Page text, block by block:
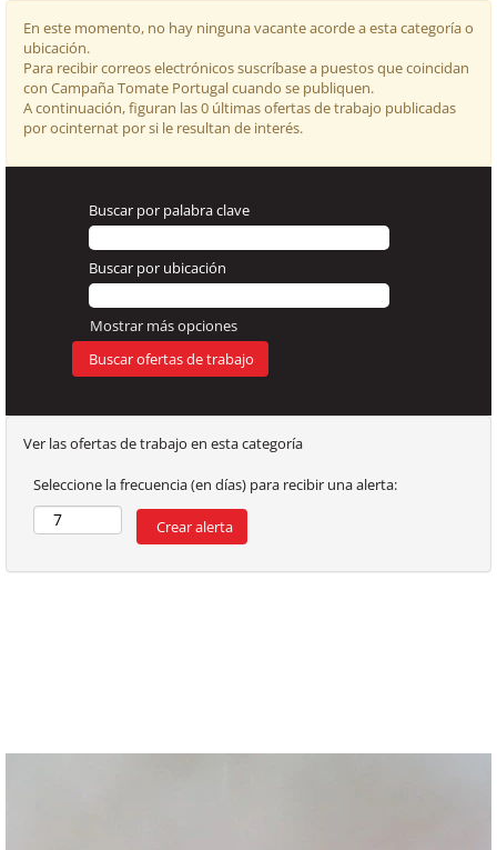
En este momento, no hay ninguna vacante acorde a esta categoría o
ubicación.
Para recibir correos electrónicos suscríbase a puestos que coincidan
con Campaña Tomate Portugal cuando se publiquen.
A continuación, figuran las 0 últimas ofertas de trabajo publicadas
por ocinternat por si le resultan de interés.
Buscar por palabra clave
Buscar por ubicación
Mostrar más opciones
Ver las ofertas de trabajo en esta categoría
Seleccione la frecuencia (en días) para recibir una alerta: